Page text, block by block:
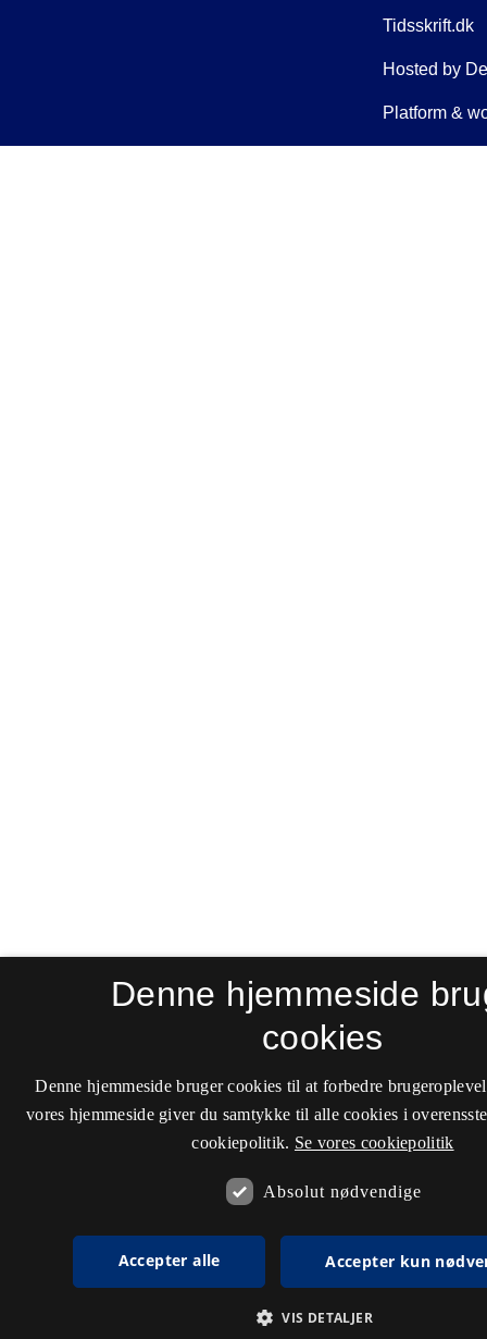
Denne hjemmeside
cookies
Denne hjemmeside bruger cookies til at forbedre
vores hjemmeside giver du samtykke til alle cookies i
cookiepolitik. Se vores cookiepolitik
Absolut nødvendige
Accepter alle Accepter kun
VIS DETALJER